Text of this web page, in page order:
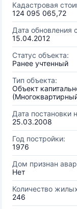
Кадастровая
124 095 065,72
Дата обновления
15.04.2012
Статус объекта:
Ранее учтенный
Тип объекта:
Объект
Дата постановки
25.03.2008
Год постройки:
1976
Дом признан
Нет
Количество
246